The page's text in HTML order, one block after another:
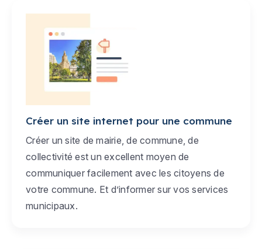
Créer un site internet pour une commune
Créer un site de mairie, de commune, de
collectivité est un excellent moyen de
communiquer facilement avec les citoyens de
votre commune. Et d’informer sur vos services
municipaux.